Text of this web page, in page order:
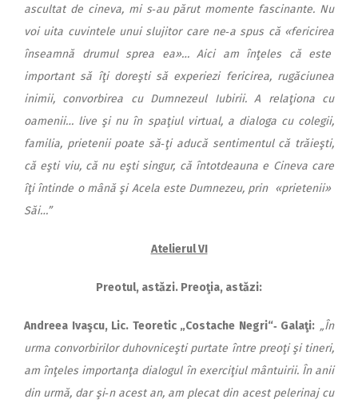
ascultat de cineva, mi s‑au pă­rut momente fascinante. Nu
voi uita cuvintele unui slujitor care ne‑a spus că «fe­ricirea
înseamnă drumul sprea ea»… Aici am înţeles că este
important să îţi doreşti să experiezi fericirea, rugăciunea
inimii, convorbirea cu Dumnezeul Iu­birii. A relaţiona cu
oamenii… live şi nu în spaţiul virtual, a dialoga cu colegii,
familia, prietenii poate să‑ţi aducă sentimentul că trăieşti,
că eşti viu, că nu eşti singur, că întotdeauna e Cineva care
îţi întinde o mână şi Acela este Dumnezeu, prin «prietenii»
Săi…”
Atelierul VI
Preotul, astăzi. Preoţia, astăzi:
Andreea Ivaşcu, Lic. Teoretic „Costache Negri“‑ Galaţi: „În
urma convorbirilor duhovniceşti purtate în­tre preoţi şi tineri,
am înţeles importanţa dialogul în exerciţiul mântuirii. În anii
din urmă, dar şi‑n acest an, am plecat din acest pelerinaj cu